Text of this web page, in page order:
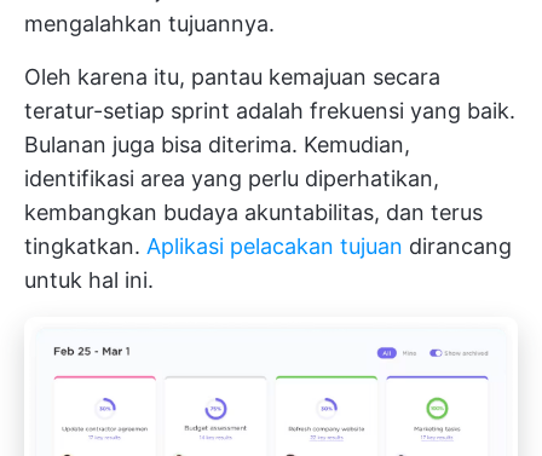
mengalahkan tujuannya.
Oleh karena itu, pantau kemajuan secara
teratur-setiap sprint adalah frekuensi yang baik.
Bulanan juga bisa diterima. Kemudian,
identifikasi area yang perlu diperhatikan,
kembangkan budaya akuntabilitas, dan terus
tingkatkan. Aplikasi pelacakan tujuan dirancang
untuk hal ini.